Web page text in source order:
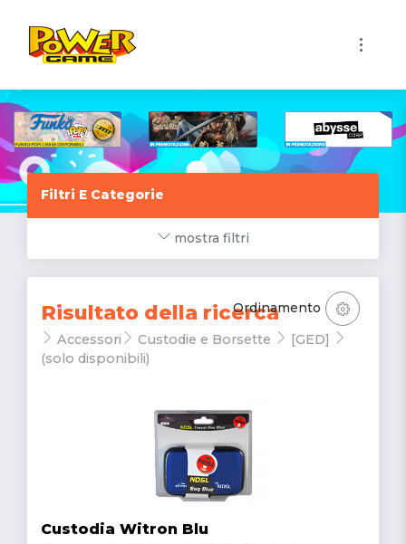
Filtri E Categorie
mostra filtri
Risultato della ricerca
Accessori Custodie e Borsette
[GED]
(solo disponibili)
Ordinamento
Custodia Witron Blu